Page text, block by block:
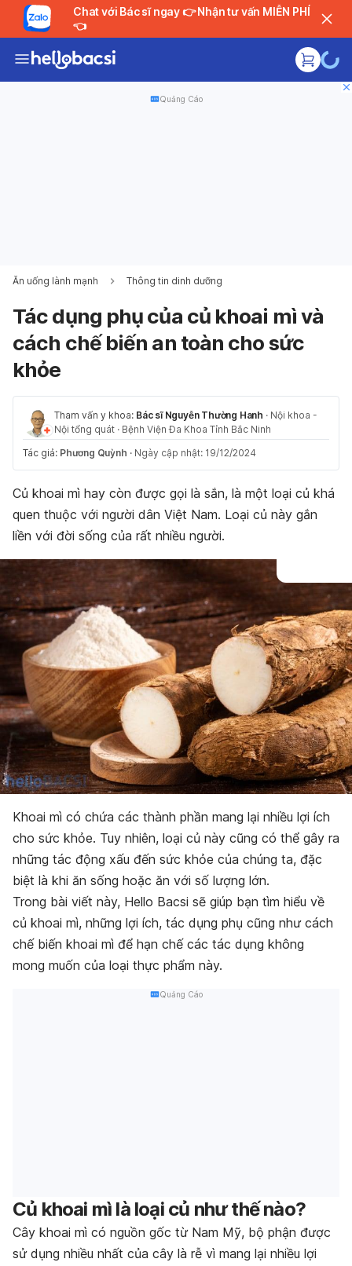
Chat với Bác sĩ ngay 👉 Nhận tư vấn MIỄN PHÍ
👈
Quảng Cáo
Ăn uống lành mạnh Thông tin dinh dưỡng
Tác dụng phụ của củ khoai mì và
cách chế biến an toàn cho sức
khỏe
Tham vấn y khoa: Bác sĩ Nguyễn Thường Hanh · Nội khoa -
Nội tổng quát · Bệnh Viện Đa Khoa Tỉnh Bắc Ninh
Tác giả: Phương Quỳnh · Ngày cập nhật: 19/12/2024
Củ khoai mì hay còn được gọi là sắn, là một loại củ khá
quen thuộc với người dân Việt Nam. Loại củ này gắn
liền với đời sống của rất nhiều người.
Khoai mì có chứa các thành phần mang lại nhiều lợi ích
cho sức khỏe. Tuy nhiên, loại củ này cũng có thể gây ra
những tác động xấu đến sức khỏe của chúng ta, đặc
biệt là khi ăn sống hoặc ăn với số lượng lớn.
Trong bài viết này, Hello Bacsi sẽ giúp bạn tìm hiểu về
củ khoai mì, những lợi ích, tác dụng phụ cũng như cách
chế biến khoai mì để hạn chế các tác dụng không
mong muốn của loại thực phẩm này.
Quảng Cáo
Củ khoai mì là loại củ như thế nào?
Cây khoai mì có nguồn gốc từ Nam Mỹ, bộ phận được
sử dụng nhiều nhất của cây là rễ vì mang lại nhiều lợi